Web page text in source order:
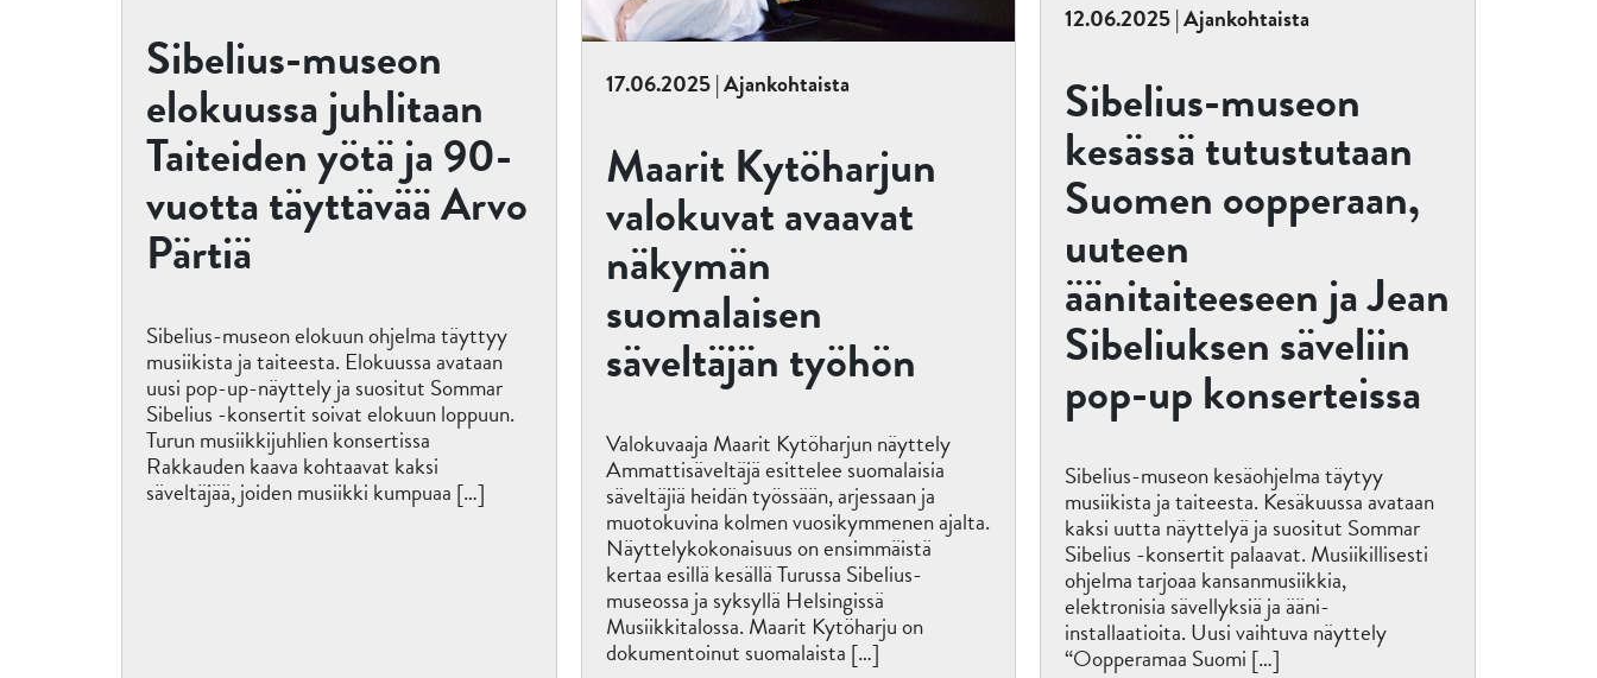
Sibelius-museon
elokuussa juhlitaan
Taiteiden yötä ja 90-
vuotta täyttävää Arvo
Pärtiä
Sibelius-museon elokuun ohjelma täyttyy
musiikista ja taiteesta. Elokuussa avataan
uusi pop-up-näyttely ja suositut Sommar
Sibelius -konsertit soivat elokuun loppuun.
Turun musiikkijuhlien konsertissa
Rakkauden kaava kohtaavat kaksi
säveltäjää, joiden musiikki kumpuaa […]
17.06.2025 | Ajankohtaista
Maarit Kytöharjun
valokuvat avaavat
näkymän
suomalaisen
säveltäjän työhön
Valokuvaaja Maarit Kytöharjun näyttely
Ammattisäveltäjä esittelee suomalaisia
säveltäjiä heidän työssään, arjessaan ja
muotokuvina kolmen vuosikymmenen ajalta.
Näyttelykokonaisuus on ensimmäistä
kertaa esillä kesällä Turussa Sibelius-
museossa ja syksyllä Helsingissä
Musiikkitalossa. Maarit Kytöharju on
dokumentoinut suomalaista […]
12.06.2025 | Ajankohtaista
Sibelius-museon
kesässä tutustutaan
Suomen oopperaan,
uuteen
äänitaiteeseen ja Jean
Sibeliuksen säveliin
pop-up konserteissa
Sibelius-museon kesäohjelma täytyy
musiikista ja taiteesta. Kesäkuussa avataan
kaksi uutta näyttelyä ja suositut Sommar
Sibelius -konsertit palaavat. Musiikillisesti
ohjelma tarjoaa kansanmusiikkia,
elektronisia sävellyksiä ja ääni-
installaatioita. Uusi vaihtuva näyttely
“Oopperamaa Suomi […]